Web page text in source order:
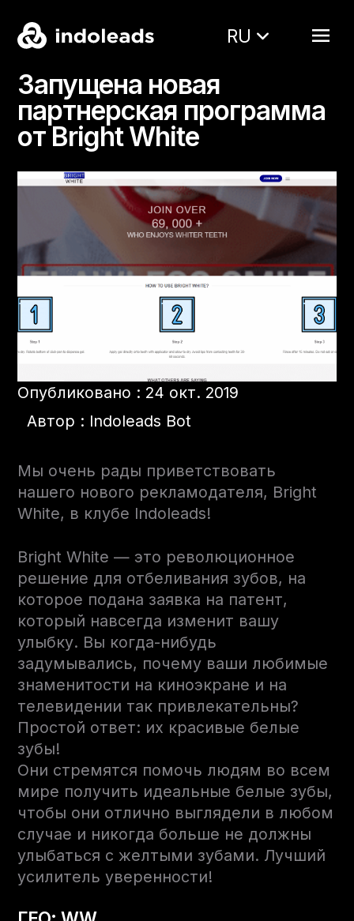
RU
Запущена новая
партнерская программа
от Bright White
Опубликовано : 24 окт. 2019
Автор : Indoleads Bot
Мы очень рады приветствовать
нашего нового рекламодателя, Bright
White, в клубе Indoleads!
Bright White — это революционное
решение для отбеливания зубов, на
которое подана заявка на патент,
который навсегда изменит вашу
улыбку. Вы когда-нибудь
задумывались, почему ваши любимые
знаменитости на киноэкране и на
телевидении так привлекательны?
Простой ответ: их красивые белые
зубы!
Они стремятся помочь людям во всем
мире получить идеальные белые зубы,
чтобы они отлично выглядели в любом
случае и никогда больше не должны
улыбаться с желтыми зубами. Лучший
усилитель уверенности!